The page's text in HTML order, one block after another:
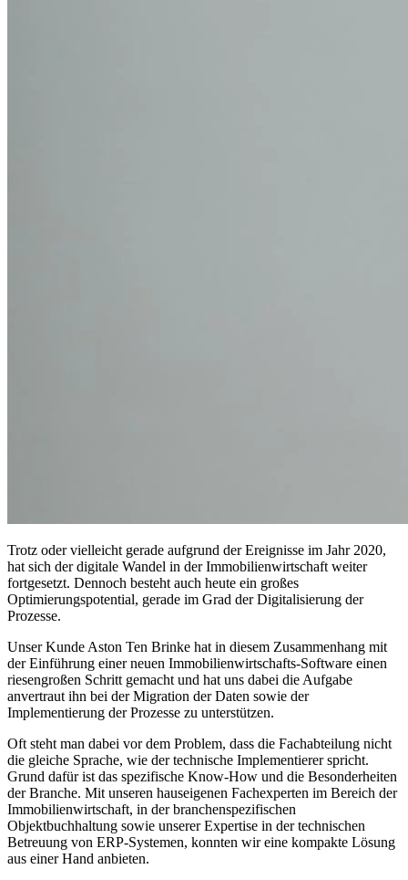
Trotz oder vielleicht gerade aufgrund der Ereignisse im Jahr 2020,
hat sich der digitale Wandel in der Immobilienwirtschaft weiter
fortgesetzt. Dennoch besteht auch heute ein großes
Optimierungspotential, gerade im Grad der Digitalisierung der
Prozesse.
Unser Kunde Aston Ten Brinke hat in diesem Zusammenhang mit
der Einführung einer neuen Immobilienwirtschafts-Software einen
riesengroßen Schritt gemacht und hat uns dabei die Aufgabe
anvertraut ihn bei der Migration der Daten sowie der
Implementierung der Prozesse zu unterstützen.
Oft steht man dabei vor dem Problem, dass die Fachabteilung nicht
die gleiche Sprache, wie der technische Implementierer spricht.
Grund dafür ist das spezifische Know-How und die Besonderheiten
der Branche. Mit unseren hauseigenen Fachexperten im Bereich der
Immobilienwirtschaft, in der branchenspezifischen
Objektbuchhaltung sowie unserer Expertise in der technischen
Betreuung von ERP-Systemen, konnten wir eine kompakte Lösung
aus einer Hand anbieten.